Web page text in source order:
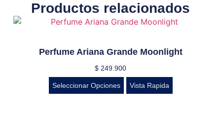
Productos relacionados
Perfume Ariana Grande Moonlight
$ 249.900
Seleccionar Opciones Vista Rapida